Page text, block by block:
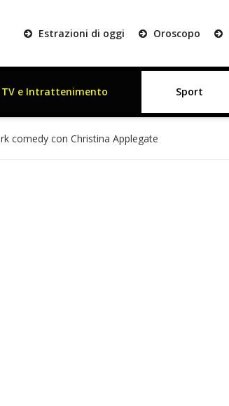
Estrazioni di oggi Oroscopo
TV e Intrattenimento Sport
comedy con Christina Applegate